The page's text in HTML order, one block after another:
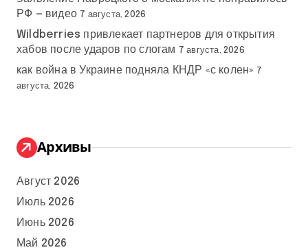
РФ — видео 7 августа, 2026
Wildberries привлекает партнеров для открытия
хабов после ударов по слогам 7 августа, 2026
как война в Украине подняла КНДР «с колен» 7
августа, 2026
Архивы
Август 2026
Июль 2026
Июнь 2026
Май 2026